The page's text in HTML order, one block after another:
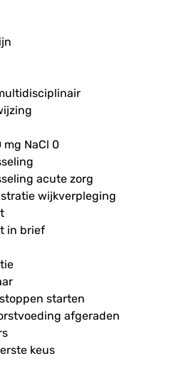
NaCl 0
acute zorg
wijkverpleging
in brief
starten
afgeraden
keus